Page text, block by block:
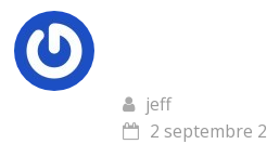
jeff
2 septembre